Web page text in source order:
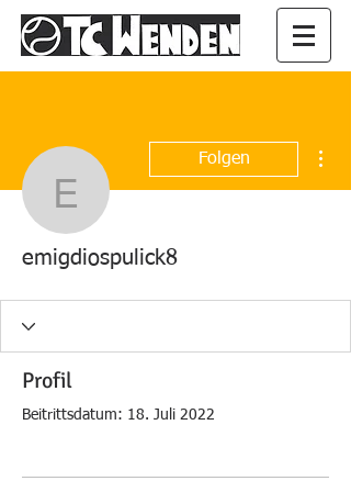
emigdiospulick8
Folgen
emigdiospulick8
Profil
Beitrittsdatum: 18. Juli 2022